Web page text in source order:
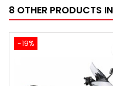
8 OTHER PRODUCTS
-19%